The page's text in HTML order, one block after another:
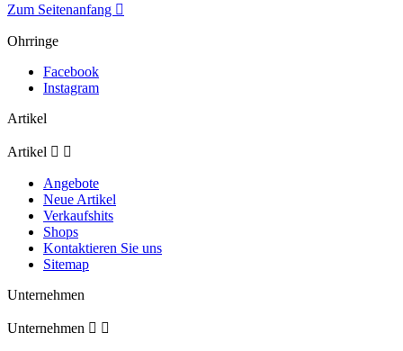
Zum Seitenanfang 
Ohrringe
Facebook
Instagram
Artikel
Artikel  
Angebote
Neue Artikel
Verkaufshits
Shops
Kontaktieren Sie uns
Sitemap
Unternehmen
Unternehmen  